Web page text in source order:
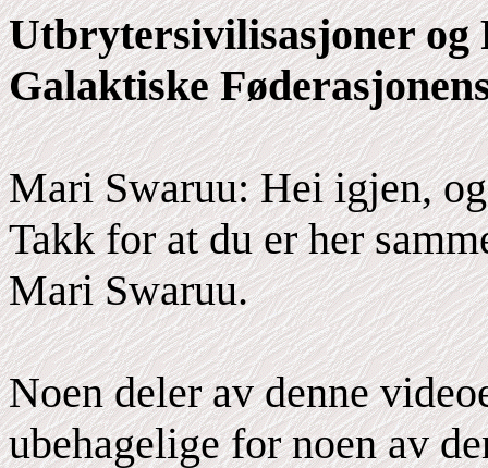
Utbrytersivilisasjoner og
Galaktiske
Mari Swaruu: Hei igjen,
Takk for at du er her
Mari Swaruu.
Noen deler av denne
ubehagelige for noen av